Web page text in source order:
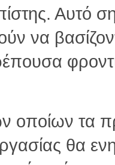
Αυτό
να
οποίων τα
θα